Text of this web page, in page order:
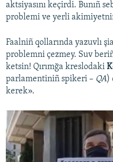
aktsiyasını keçirdi. Bunıñ
problemi ve yerli
Faalniñ qollarında yazuvlı
problemni çezmey. Suv
ketsin! Qırımğa kreslodaki
parlamentiniñ spikeri – QA)
kerek».